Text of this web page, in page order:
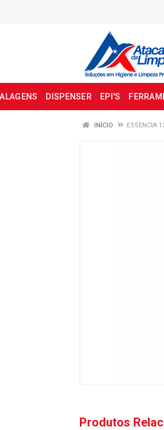
DISPENSER EPI'S
INÍCIO ESSENCIA
Produtos